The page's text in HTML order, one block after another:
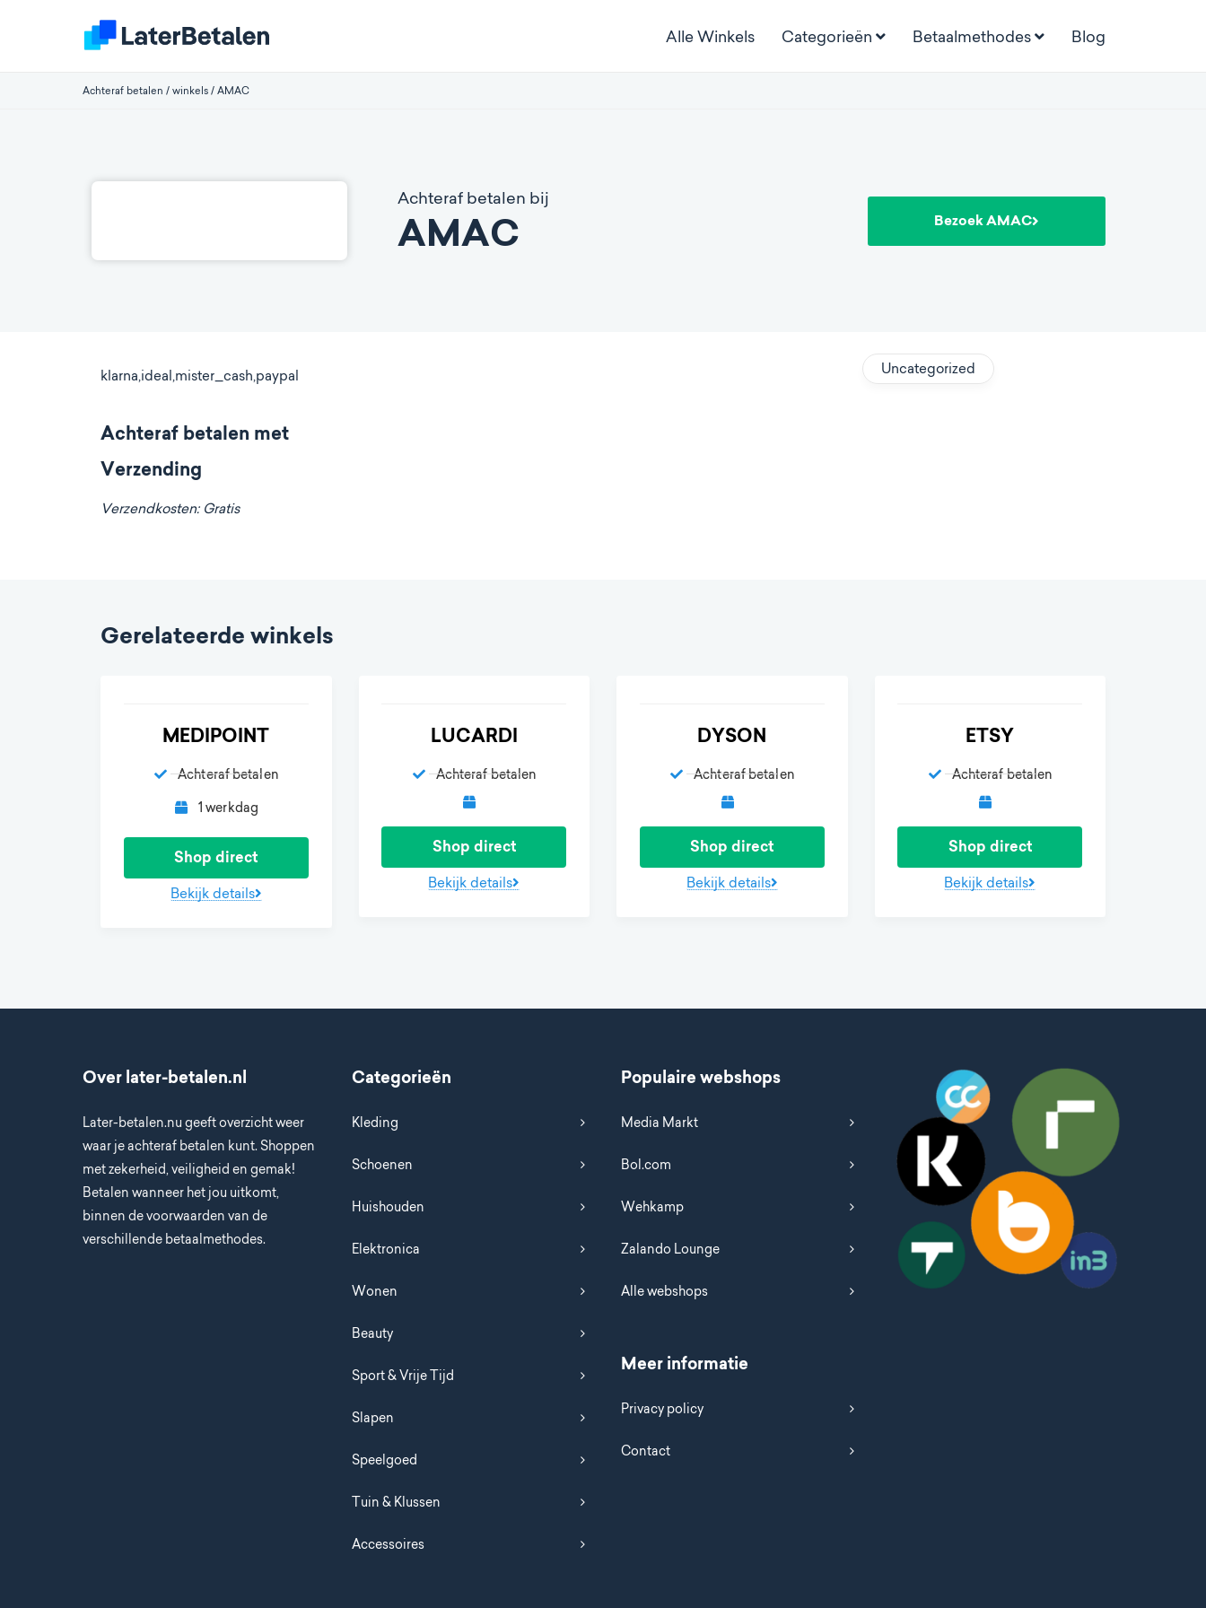
Alle Winkels Categorieën Betaalmethodes Blog
Achteraf betalen / winkels / AMAC
Achteraf betalen bij
AMAC Bezoek AMAC
klarna,ideal,mister_cash,paypal
Achteraf betalen met
Verzending
Verzendkosten: Gratis
Uncategorized
Gerelateerde winkels
MEDIPOINT
Achteraf betalen
1 werkdag
Shop direct
Bekijk details
LUCARDI
Achteraf betalen
Shop direct
Bekijk details
DYSON
Achteraf betalen
Shop direct
Bekijk details
ETSY
Achteraf betalen
Shop direct
Bekijk details
Over later-betalen.nl
Later-betalen.nu geeft overzicht weer
waar je achteraf betalen kunt. Shoppen
met zekerheid, veiligheid en gemak!
Betalen wanneer het jou uitkomt,
binnen de voorwaarden van de
verschillende betaalmethodes.
Categorieën
Kleding
Schoenen
Huishouden
Elektronica
Wonen
Beauty
Sport & Vrije Tijd
Slapen
Speelgoed
Tuin & Klussen
Accessoires
Populaire webshops
Media Markt
Bol.com
Wehkamp
Zalando Lounge
Alle webshops
Meer informatie
Privacy policy
Contact